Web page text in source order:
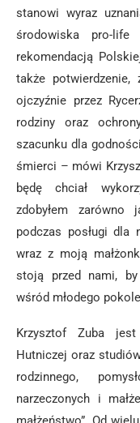
stanowi wyraz
środowiska pro-
rekomendacją
także potwierdzenie,
ojczyźnie przez
rodziny oraz
szacunku dla
śmierci – mówi
będę chciał
zdobyłem zarówno
podczas posługi dla
wraz z moją
stoją przed nami,
wśród młodego
Krzysztof Zuba
Hutniczej oraz
rodzinnego,
narzeczonych i